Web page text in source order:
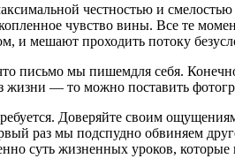
честностью и
чувство вины. Все те
и мешают проходить потоку
письмо мы пишемдля себя.
жизни — то можно поставить
Доверяйте своим
раз мы подспудно обвиняем
суть жизненных уроков, которые